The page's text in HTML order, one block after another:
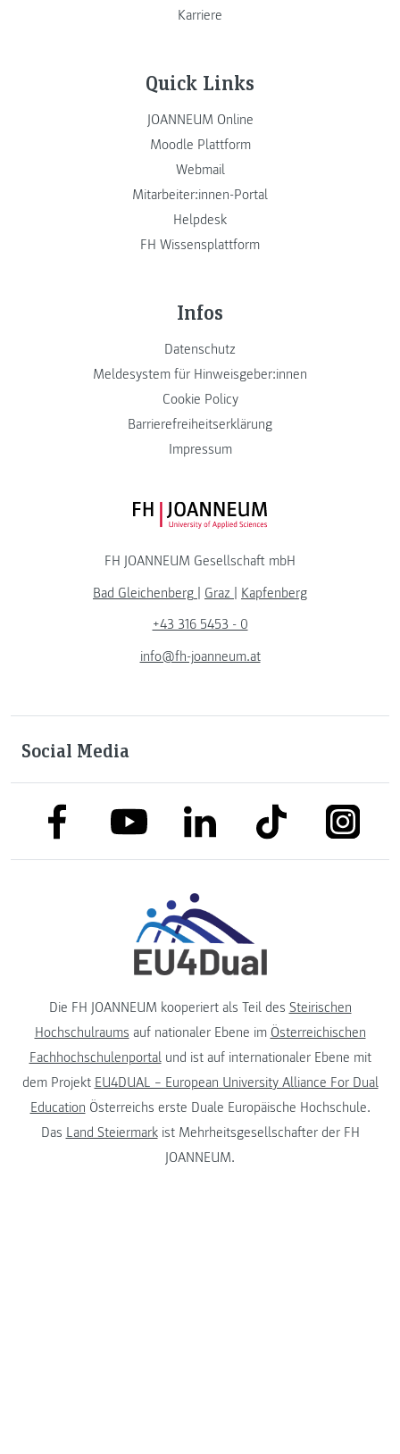
Karriere
Quick Links
JOANNEUM Online
Moodle Plattform
Webmail
Mitarbeiter:innen-Portal
Helpdesk
FH Wissensplattform
Infos
Datenschutz
Meldesystem für Hinweisgeber:innen
Cookie Policy
Barrierefreiheitserklärung
Impressum
FH JOANNEUM Logo
FH JOANNEUM Gesellschaft mbH
Bad Gleichenberg | Graz | Kapfenberg
+43 316 5453 - 0
info@fh-joanneum.at
Social Media
link to facebooklink to youtubelink to linkedinlink to tiktok link to
Die FH JOANNEUM kooperiert als Teil des Steirischen
Hochschulraums auf nationaler Ebene im Österreichischen
Fachhochschulenportalund ist auf internationaler Ebene mit
dem Projekt EU4DUAL – European University Alliance For Dual
Education Österreichs erste Duale Europäische Hochschule.
Das Land Steiermarkist Mehrheitsgesellschafter der FH
JOANNEUM.